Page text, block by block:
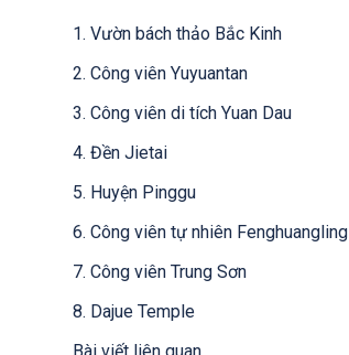
1. Vườn bách thảo Bắc Kinh
2. Công viên Yuyuantan
3. Công viên di tích Yuan Dau
4. Đền Jietai
5. Huyện Pinggu
6. Công viên tự nhiên Fenghuangling
7. Công viên Trung Sơn
8. Dajue Temple